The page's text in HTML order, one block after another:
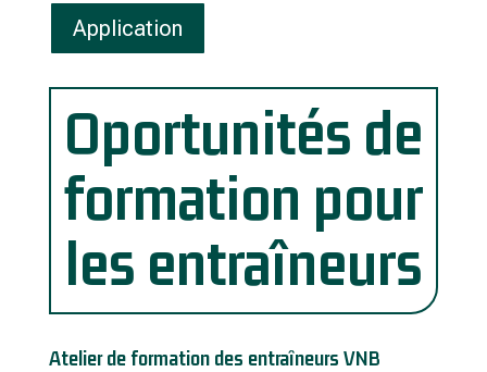
Application
Oportunités de
formation pour
les entraîneurs
Atelier de formation des entraîneurs VNB